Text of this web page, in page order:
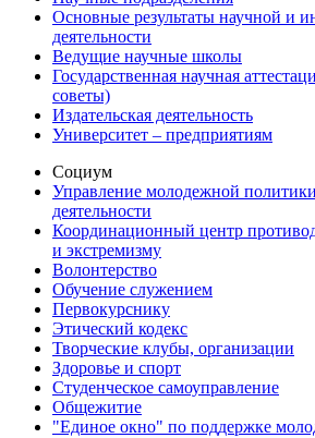
Основные результаты научной и
деятельности
Ведущие научные школы
Государственная научная
советы)
Издательская деятельность
Университет – предприятиям
Социум
Управление молодежной
деятельности
Координационный центр
и экстремизму
Волонтерство
Обучение служением
Первокурснику
Этический кодекс
Творческие клубы, организации
Здоровье и спорт
Студенческое самоуправление
Общежитие
"Единое окно" по поддержке